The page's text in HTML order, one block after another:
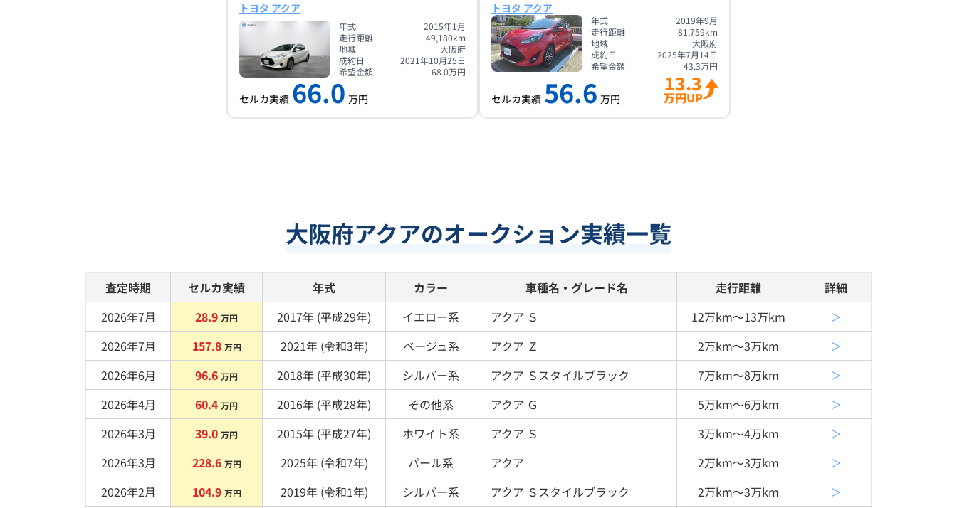
トヨタ アクア
年式
2015年1月
走行距離
49,180km
地域
大阪府
成約日
2021年10月25日
希望金額
68.0万円
セルカ実績 66.0 万円
トヨタ アクア
年式
2019年9月
走行距離
81,759km
地域
大阪府
成約日
2025年7月14日
希望金額
43.3万円
セルカ実績 56.6 万円
13.3
万円UP
大阪府アクアのオークション実績一覧
査定時期 セルカ実績 年式 カラー 車種名・グレード名 走行距離
詳細
2026年7月
28.9 万円 2017年 (平成29年) イエロー系 アクア Ｓ 12万km〜13万km
＞
2026年7月
157.8 万円 2021年 (令和3年) ベージュ系 アクア Ｚ 2万km〜3万km
＞
2026年6月
96.6 万円 2018年 (平成30年) シルバー系 アクア Ｓスタイルブラック 7万km〜8万km
＞
2026年4月
60.4 万円 2016年 (平成28年) その他系 アクア Ｇ 5万km〜6万km
＞
2026年3月
39.0 万円 2015年 (平成27年) ホワイト系 アクア Ｓ 3万km〜4万km
＞
2026年3月
228.6 万円 2025年 (令和7年) パール系 アクア 2万km〜3万km
＞
2026年2月
104.9 万円 2019年 (令和1年) シルバー系 アクア Ｓスタイルブラック 2万km〜3万km
＞